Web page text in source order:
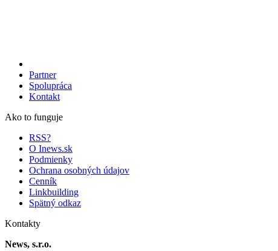
Partner
Spolupráca
Kontakt
Ako to funguje
RSS?
O Inews.sk
Podmienky
Ochrana osobných údajov
Cenník
Linkbuilding
Spätný odkaz
Kontakty
News, s.r.o.